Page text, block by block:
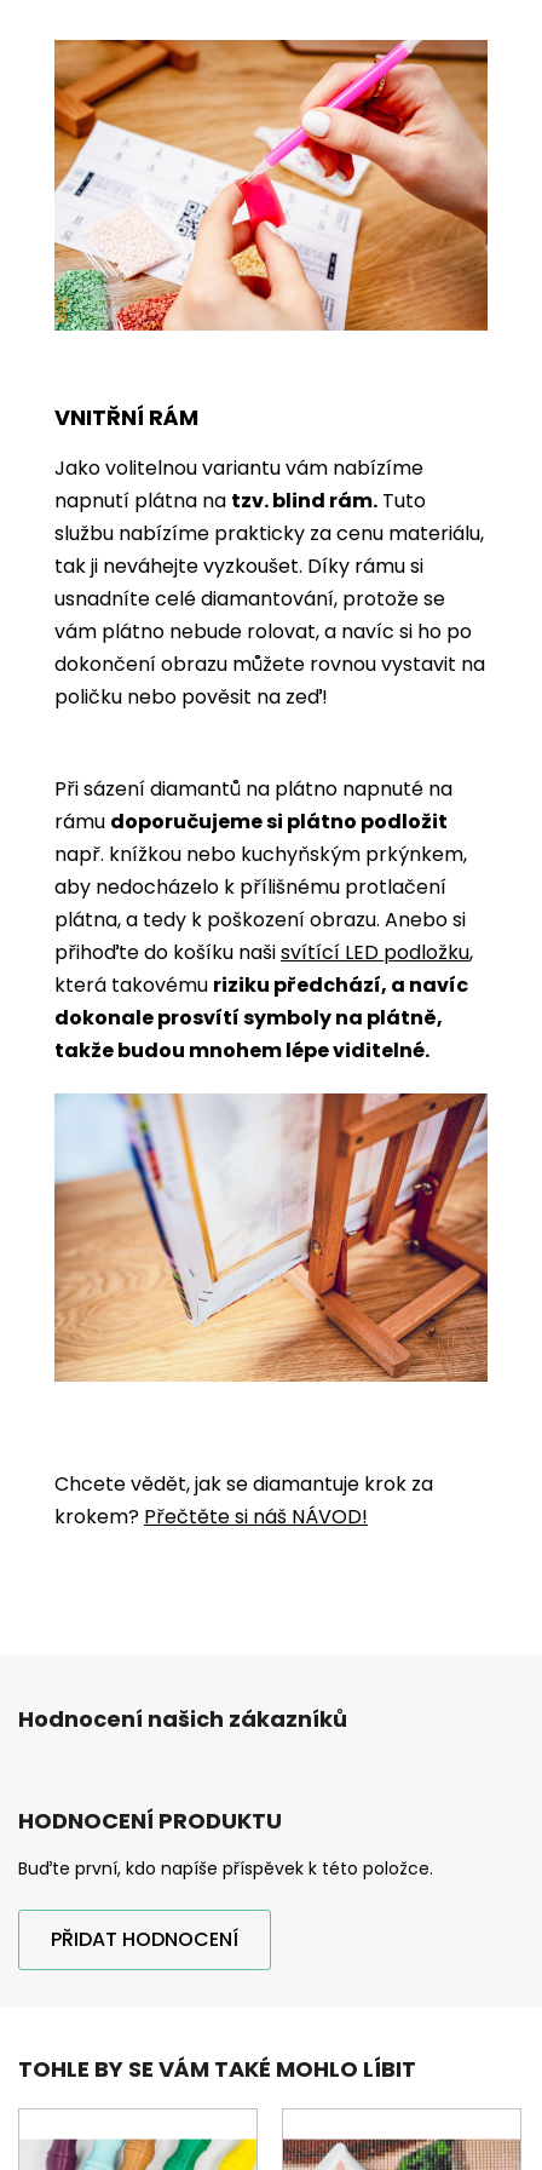
VNITŘNÍ RÁM
Jako volitelnou variantu vám nabízíme
napnutí plátna na tzv. blind rám. Tuto
službu nabízíme prakticky za cenu materiálu,
tak ji neváhejte vyzkoušet. Díky rámu si
usnadníte celé diamantování, protože se
vám plátno nebude rolovat, a navíc si ho po
dokončení obrazu můžete rovnou vystavit na
poličku nebo pověsit na zeď!
Při sázení diamantů na plátno napnuté na
rámu doporučujeme si plátno podložit
např. knížkou nebo kuchyňským prkýnkem,
aby nedocházelo k přílišnému protlačení
plátna, a tedy k poškození obrazu. Anebo si
přihoďte do košíku našisvítící LED podložku,
která takovému riziku předchází, a navíc
dokonale prosvítí symboly na plátně,
takže budou mnohem lépe viditelné.
Chcete vědět, jak se diamantuje krok za
krokem? Přečtěte si náš NÁVOD!
Hodnocení našich zákazníků
HODNOCENÍ PRODUKTU
Buďte první, kdo napíše příspěvek k této položce.
PŘIDAT HODNOCENÍ
TOHLE BY SE VÁM TAKÉ MOHLO LÍBIT